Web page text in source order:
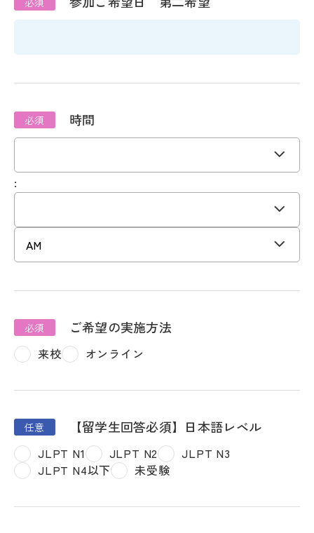
時間
:
ご希望の実施方法
来校 オンライン
【留学生回答必須】日本語レベル
JLPT N1 JLPT N2
JLPT N3
JLPT N4以下
未受験